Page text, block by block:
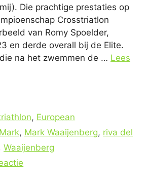
Die prachtige prestaties op
Crosstriatlon
van Romy Spoelder,
en derde overall bij de Elite.
na het zwemmen de … Lees
, European
Mark, Mark Waaijenberg, riva del
Waaijenberg